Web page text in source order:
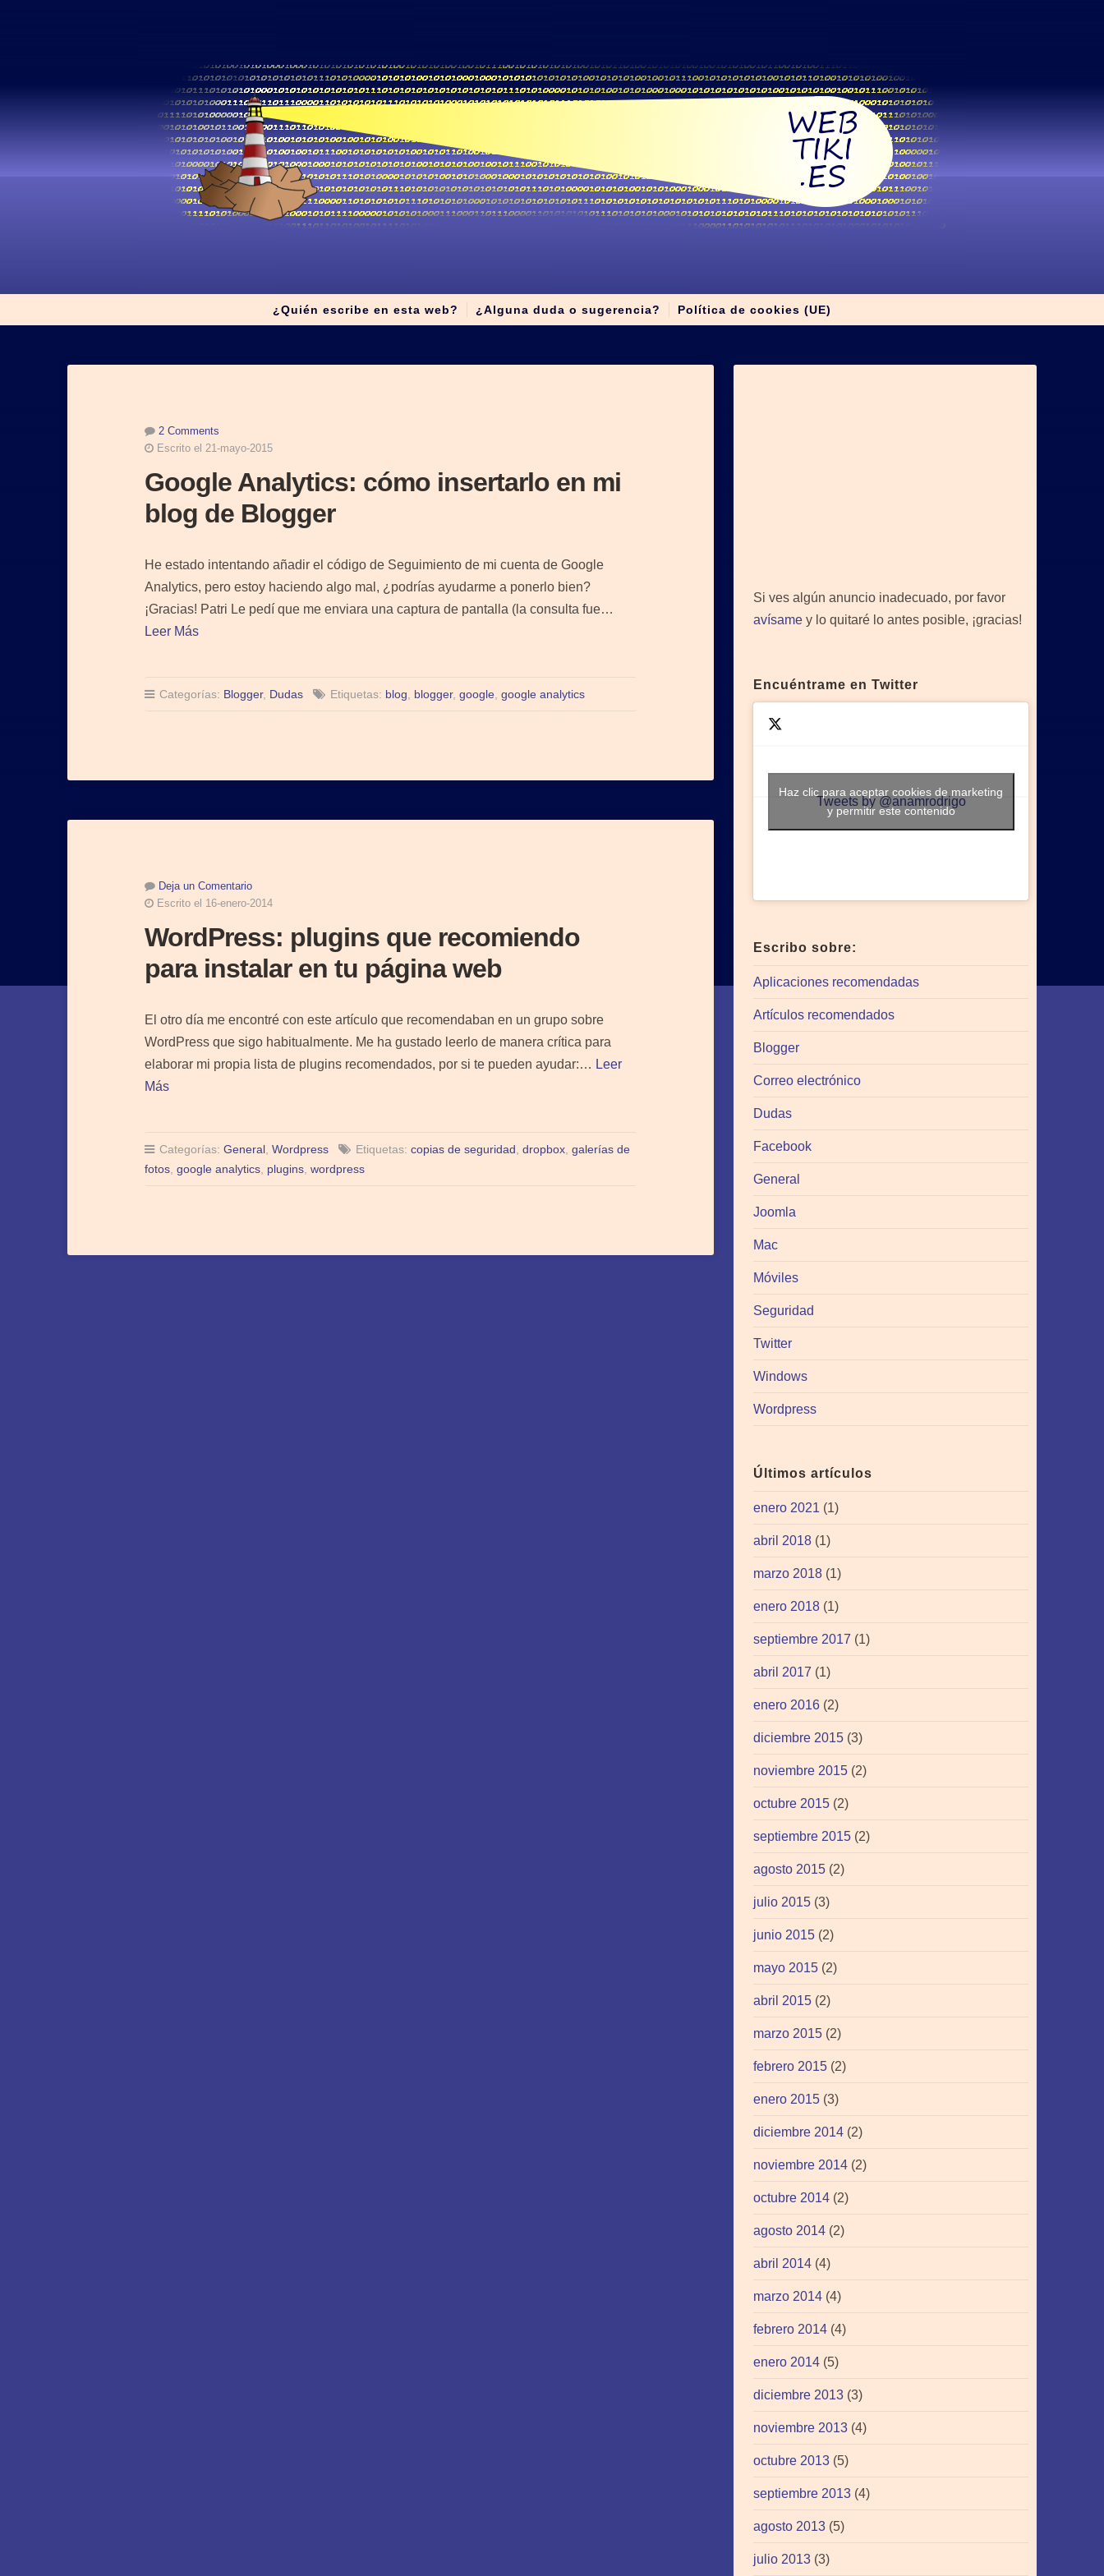
¿Quién escribe en esta web? ¿Alguna duda o sugerencia? Política de cookies (UE)
2 Comments
Escrito el 21-mayo-2015
Google Analytics: cómo insertarlo en mi
blog de Blogger
He estado intentando añadir el código de Seguimiento de mi cuenta de Google
Analytics, pero estoy haciendo algo mal, ¿podrías ayudarme a ponerlo bien?
¡Gracias! Patri Le pedí que me enviara una captura de pantalla (la consulta fue…
Leer Más
Categorías: Blogger, Dudas Etiquetas: blog, blogger,google,google analytics
Deja un Comentario
Escrito el 16-enero-2014
WordPress: plugins que recomiendo
para instalar en tu página web
El otro día me encontré con este artículo que recomendaban en un grupo sobre
WordPress que sigo habitualmente. Me ha gustado leerlo de manera crítica para
elaborar mi propia lista de plugins recomendados, por si te pueden ayudar:… Leer
Más
Categorías:General,Wordpress Etiquetas:copias de seguridad,dropbox,galerías de
fotos,google analytics, plugins,wordpress
Si ves algún anuncio inadecuado, por favor
avísame y lo quitaré lo antes posible, ¡gracias!
Encuéntrame en Twitter
Tweets by @anamrodrigo
Haz clic para aceptar cookies de marketing
y permitir este contenido
Escribo sobre:
Aplicaciones recomendadas
Artículos recomendados
Blogger
Correo electrónico
Dudas
Facebook
General
Joomla
Mac
Móviles
Seguridad
Twitter
Windows
Wordpress
Últimos artículos
enero 2021 (1)
abril 2018 (1)
marzo 2018 (1)
enero 2018 (1)
septiembre 2017 (1)
abril 2017 (1)
enero 2016 (2)
diciembre 2015 (3)
noviembre 2015 (2)
octubre 2015 (2)
septiembre 2015 (2)
agosto 2015 (2)
julio 2015 (3)
junio 2015 (2)
mayo 2015 (2)
abril 2015 (2)
marzo 2015 (2)
febrero 2015 (2)
enero 2015 (3)
diciembre 2014 (2)
noviembre 2014 (2)
octubre 2014 (2)
agosto 2014 (2)
abril 2014 (4)
marzo 2014 (4)
febrero 2014 (4)
enero 2014 (5)
diciembre 2013 (3)
noviembre 2013 (4)
octubre 2013 (5)
septiembre 2013 (4)
agosto 2013 (5)
julio 2013 (3)